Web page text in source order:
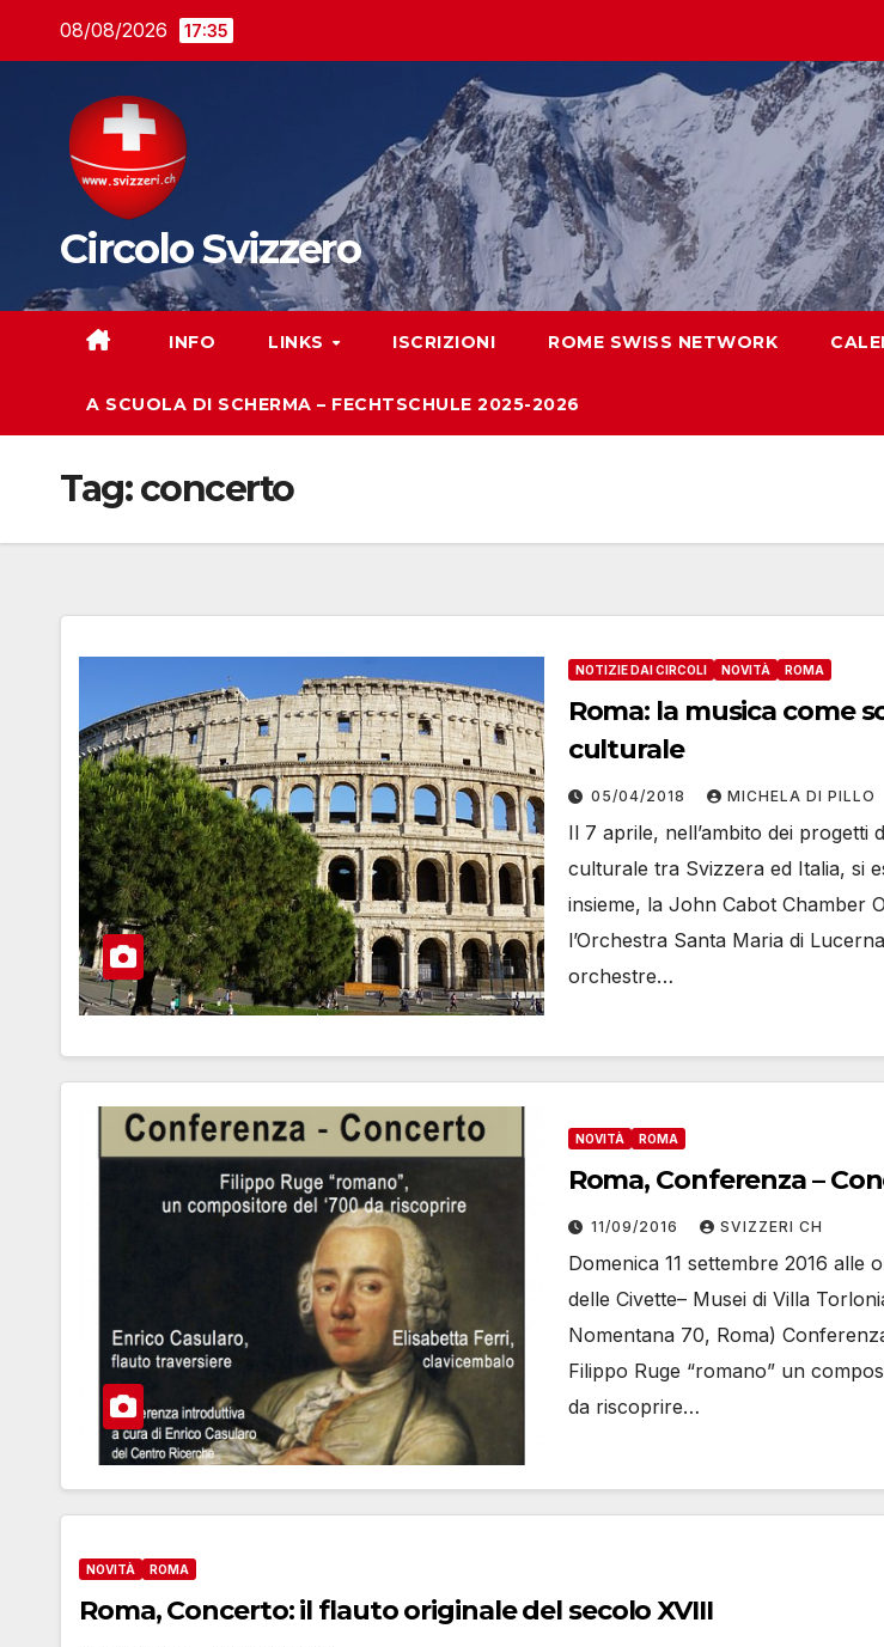
08/08/2026 17:35
Circolo Svizzero
INFO LINKS ISCRIZIONI ROME SWISS NETWORK
A SCUOLA DI SCHERMA – FECHTSCHULE 2025-2026
Tag:concerto
NOTIZIE DAI CIRCOLI NOVITÀ ROMA
Roma: la musica come
culturale
05/04/2018 MICHELA DI PILLO
Il 7 aprile, nell’ambito dei progetti
culturale tra Svizzera ed Italia, si
insieme, la John Cabot Chamber
l’Orchestra Santa Maria di
orchestre…
NOVITÀ ROMA
Roma, Conferenza –
11/09/2016 SVIZZERI CH
Domenica 11 settembre 2016 alle
delle Civette– Musei di Villa
Nomentana 70, Roma)
Filippo Ruge “romano” un
da riscoprire…
NOVITÀ ROMA
Roma, Concerto: il flauto originale del secolo XVIII